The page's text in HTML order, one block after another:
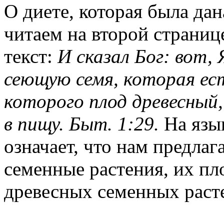
О диете, которая была
читаем на второй
текст: И сказал Бог: вот,
сеющую семя, которая
которого плод
в пищу. Быт. 1:29. На
означает, что нам
семенные растения, их
древесных семенных